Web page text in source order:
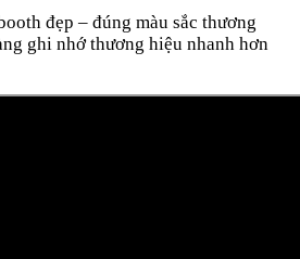
đẹp – đúng màu sắc thương
ghi nhớ thương hiệu nhanh hơn